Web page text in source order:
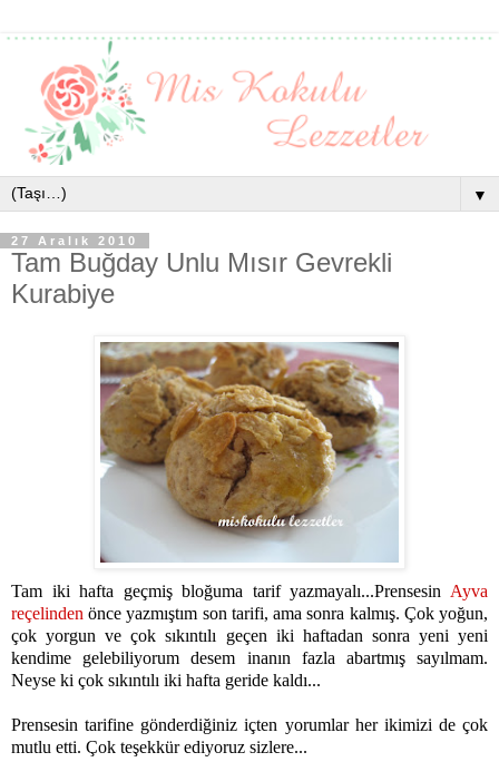
▼
27 Aralık 2010
Tam Buğday Unlu Mısır Gevrekli
Kurabiye
Tam iki hafta geçmiş bloğuma tarif yazmayalı...Prensesin Ayva
reçelindenönce yazmıştım son tarifi, ama sonra kalmış. Çok yoğun,
çok yorgun ve çok sıkıntılı geçen iki haftadan sonra yeni yeni
kendime gelebiliyorum desem inanın fazla abartmış sayılmam.
Neyse ki çok sıkıntılı iki hafta geride kaldı...
Prensesin tarifine gönderdiğiniz içten yorumlar her ikimizi de çok
mutlu etti. Çok teşekkür ediyoruz sizlere...